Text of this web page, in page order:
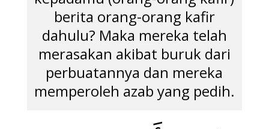
berita orang-orang kafir
dahulu? Maka mereka telah
merasakan akibat buruk dari
perbuatannya dan mereka
memperoleh azab yang pedih.